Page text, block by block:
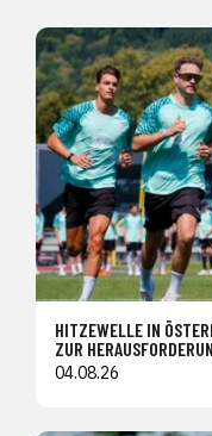
HITZEWELLE IN
ZUR
04.08.26